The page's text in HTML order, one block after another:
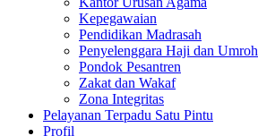
Kepegawaian
Pendidikan Madrasah
Penyelenggara Haji dan Umroh
Pondok Pesantren
Zakat dan Wakaf
Zona Integritas
Pelayanan Terpadu Satu Pintu
Profil